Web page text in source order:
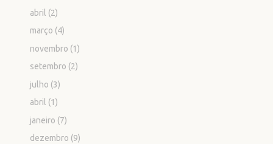
abril (2)
março (4)
novembro (1)
setembro (2)
julho (3)
abril (1)
janeiro (7)
dezembro (9)